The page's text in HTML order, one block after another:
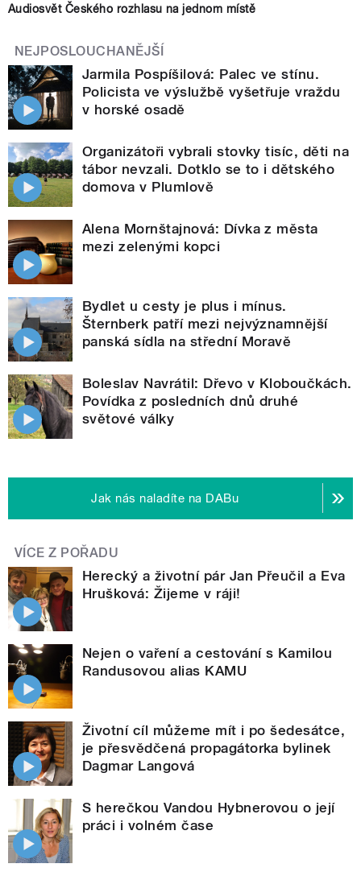
Audiosvět Českého rozhlasu na jednom místě
NEJPOSLOUCHANĚJŠÍ
Jarmila Pospíšilová: Palec ve stínu.
Policista ve výslužbě vyšetřuje vraždu
v horské osadě
Organizátoři vybrali stovky tisíc, děti na
tábor nevzali. Dotklo se to i dětského
domova v Plumlově
Alena Mornštajnová: Dívka z města
mezi zelenými kopci
Bydlet u cesty je plus i mínus.
Šternberk patří mezi nejvýznamnější
panská sídla na střední Moravě
Boleslav Navrátil: Dřevo v Kloboučkách.
Povídka z posledních dnů druhé
světové války
Jak nás naladíte na DABu
VÍCE Z POŘADU
Herecký a životní pár Jan Přeučil a Eva
Hrušková: Žijeme v ráji!
Nejen o vaření a cestování s Kamilou
Randusovou alias KAMU
Životní cíl můžeme mít i po šedesátce,
je přesvědčená propagátorka bylinek
Dagmar Langová
S herečkou Vandou Hybnerovou o její
práci i volném čase